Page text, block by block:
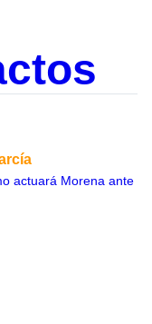
actuará Morena ante